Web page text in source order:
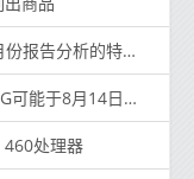
特定事件和用户数量
于8月14日推出
处理器